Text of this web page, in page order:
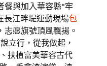
餐與加入華容縣“牢
長江畔堤運動現場包
，志愿旗號頂風飄揚。
立行，從我做起，
扶植富美華容古代